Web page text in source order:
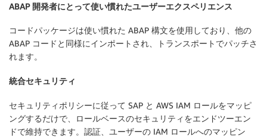
ABAP 開発者にとって使い慣れたユーザーエクスペリエンス
コードパッケージは使い慣れた ABAP 構文を使用しており、他の
ABAP コードと同様にインポートされ、トランスポートでパッチさ
れます。
統合セキュリティ
セキュリティポリシーに従って SAP と AWS IAM ロールをマッピ
ングするだけで、ロールベースのセキュリティをエンドツーエン
ドで維持できます。認証、ユーザーの IAM ロールへのマッピン